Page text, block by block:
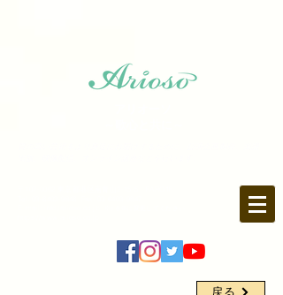
戻る